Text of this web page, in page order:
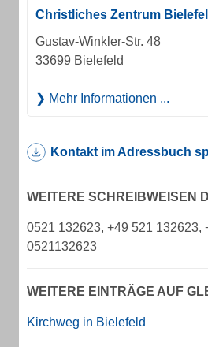
Christliches Zentrum
Gustav-Winkler-Str. 48
33699 Bielefeld
Mehr Informationen ...
Kontakt im Adressbuch
WEITERE SCHREIBWEISEN
0521 132623, +49 521 132623,
0521132623
WEITERE EINTRÄGE AUF
Kirchweg in Bielefeld